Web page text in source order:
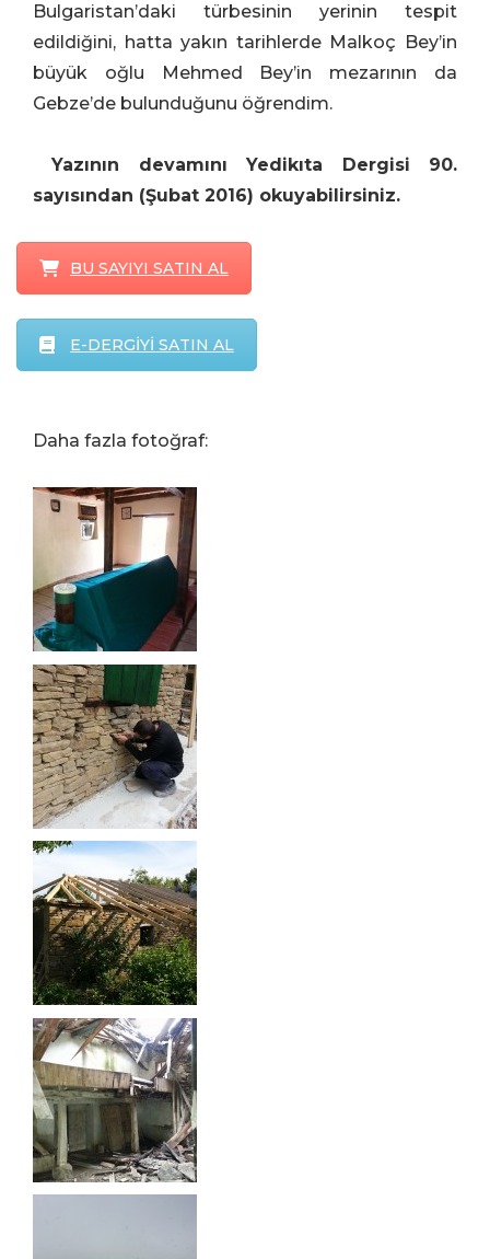
Bulgaristan’daki türbesinin yerinin tespit
edildiğini, hatta yakın tarihlerde Malkoç Bey’in
büyük oğlu Mehmed Bey’in mezarının da
Gebze’de bulunduğunu öğrendim.
Yazının devamını Yedikıta Dergisi 90.
sayısından (Şubat 2016) okuyabilirsiniz.
BU SAYIYI SATIN AL
E-DERGİYİ SATIN AL
Daha fazla fotoğraf: